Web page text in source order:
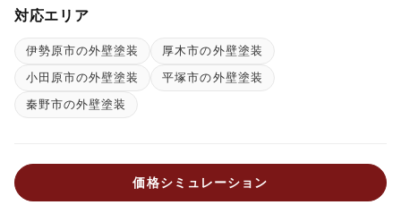
対応エリア
伊勢原市の外壁塗装
厚木市の外壁塗装
小田原市の外壁塗装
平塚市の外壁塗装
秦野市の外壁塗装
価格シミュレーション